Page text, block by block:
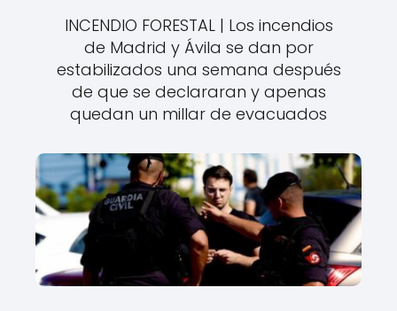
INCENDIO FORESTAL | Los incendios
de Madrid y Ávila se dan por
estabilizados una semana después
de que se declararan y apenas
quedan un millar de evacuados